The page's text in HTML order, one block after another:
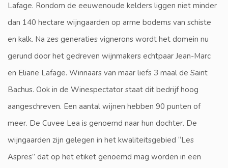
Lafage. Rondom de eeuwenoude kelders liggen niet minder
dan 140 hectare wijngaarden op arme bodems van schiste
en kalk. Na zes generaties vignerons wordt het domein nu
gerund door het gedreven wijnmakers echtpaar Jean-Marc
en Eliane Lafage. Winnaars van maar liefs 3 maal de Saint
Bachus. Ook in de Winespectator staat dit bedrijf hoog
aangeschreven. Een aantal wijnen hebben 90 punten of
meer. De Cuvee Lea is genoemd naar hun dochter. De
wijngaarden zijn gelegen in het kwaliteitsgebied “Les
Aspres” dat op het etiket genoemd mag worden in een